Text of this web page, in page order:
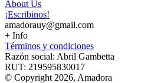
About Us
¡Escribinos!
amadorauy@gmail.com
+ Info
Términos y condiciones
Razón social: Abril Gambetta
RUT: 219595830017
© Copyright 2026, Amadora